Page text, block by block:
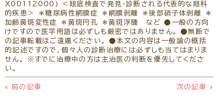
Ｘ00112000) ＜眼底検査で発見・診断される代表的な眼科
的疾患＞ ＊糖尿病性網膜症 ＊網膜剥離 ＊後部硝子体剥離 ＊
加齢黄斑変性症 ＊黄斑円孔 ＊黄斑浮腫 など ●一般の方向
けですので医学用語は必ずしも厳密ではありません。 ●無断で
の記事転載はご遠慮ください。 ●本文の内容は一般論の概括
的記述ですので、個々人の診断治療には必ずしも当てはまりま
せん。 ※すでに治療中の方は主治医の判断を優先してくださ
い。
« 前の記事 次の記事 »